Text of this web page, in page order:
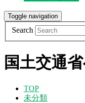
Toggle navigation
Search
国土交通
TOP
未分類